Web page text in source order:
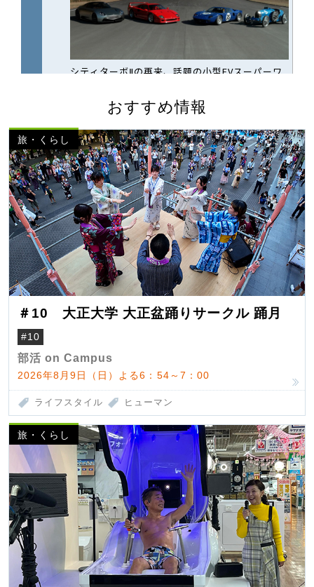
おすすめ情報
旅・くらし
＃10 大正大学 大正盆踊りサークル 踊月
#10
部活 on Campus
2026年8月9日（日）よる6：54～7：00
ライフスタイル ヒューマン
旅・くらし